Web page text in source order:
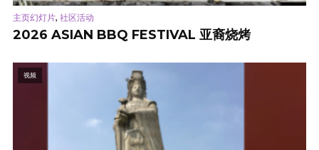
主页幻灯片, 社区活动
2026 ASIAN BBQ FESTIVAL 亚裔烧烤
视频